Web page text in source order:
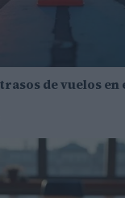
de vuelos